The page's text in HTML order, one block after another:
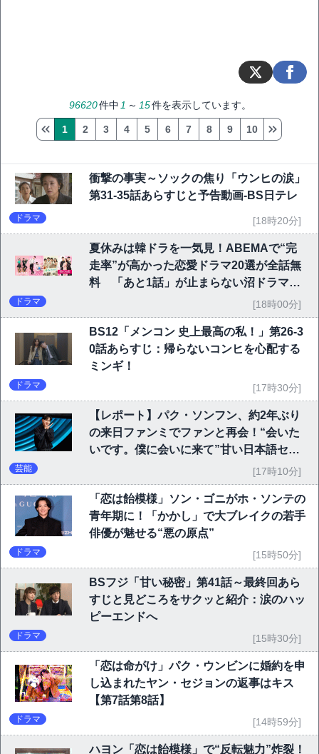
96620件中 1 ～ 15件を表示しています。
1 2 3 4 5 6 7 8 9 10
衝撃の事実～ソックの焦り「ウンヒの涙」
第31-35話あらすじと予告動画-BS日テレ
ドラマ [18時20分]
夏休みは韓ドラを一気見！ABEMAで“完
走率”が高かった恋愛ドラマ20選が全話無
料 「あと1話」が止まらない沼ドラマを
ドラマ [18時00分]
BS12「メンコン 史上最高の私！」第26-3
0話あらすじ：帰らないコンヒを心配する
ミンギ！
ドラマ [17時30分]
【レポート】パク・ソンフン、約2年ぶり
の来日ファンミでファンと再会！“会いた
いです。僕に会いに来て”甘い日本語セリ
芸能 [17時10分]
「恋は飴模様」ソン・ゴニがホ・ソンテの
青年期に！「かかし」で大ブレイクの若手
俳優が魅せる“悪の原点”
ドラマ [15時50分]
BSフジ「甘い秘密」第41話～最終回あら
すじと見どころをサクッと紹介：涙のハッ
ピーエンドへ
ドラマ [15時30分]
「恋は命がけ」パク・ウンビンに婚約を申
し込まれたヤン・セジョンの返事はキス
【第7話第8話】
ドラマ [14時59分]
ハヨン「恋は飴模様」で“反転魅力”炸裂！